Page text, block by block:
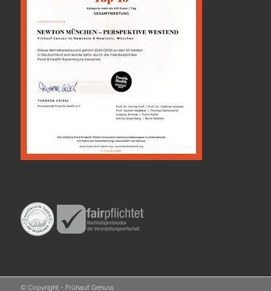
© Copyright - Frühauf Genuss